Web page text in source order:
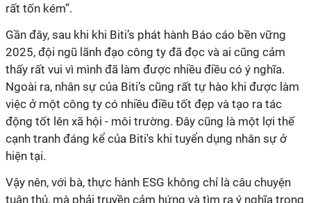
rất tốn kém”.
Gần đây, sau khi khi Biti’s phát hành Báo cáo bền vững
2025, đội ngũ lãnh đạo công ty đã đọc và ai cũng cảm
thấy rất vui vì mình đã làm được nhiều điều có ý nghĩa.
Ngoài ra, nhân sự của Biti’s cũng rất tự hào khi được làm
việc ở một công ty có nhiều điều tốt đẹp và tạo ra tác
động tốt lên xã hội - môi trường. Đây cũng là một lợi thế
cạnh tranh đáng kể của Biti's khi tuyển dụng nhân sự ở
hiện tại.
Vậy nên, với bà, thực hành ESG không chỉ là câu chuyện
tuân thủ, mà phải truyền cảm hứng và tìm ra ý nghĩa trong